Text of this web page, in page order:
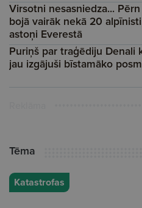
Virsotni nesasniedza...
bojā vairāk nekā 20
astoņi Everestā
Puriņš par traģēdiju Denali
jau izgājuši bīstamāko
Tēma
Katastrofas